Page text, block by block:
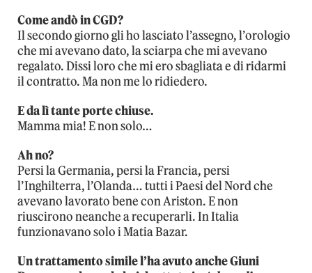
Come andò in CGD?
Il secondo giorno gli ho lasciato l’assegno, l’orologio
che mi avevano dato, la sciarpa che mi avevano
regalato. Dissi loro che mi ero sbagliata e di ridarmi
il contratto. Ma non me lo ridiedero.
E da lì tante porte chiuse.
Mamma mia! E non solo…
Ah no?
Persi la Germania, persi la Francia, persi
l’Inghilterra, l’Olanda… tutti i Paesi del Nord che
avevano lavorato bene con Ariston. E non
riuscirono neanche a recuperarli. In Italia
funzionavano solo i Matia Bazar.
Un trattamento simile l’ha avuto anche Giuni